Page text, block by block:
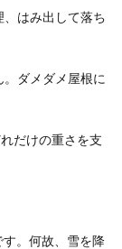
、はみ出して落ち
ダメダメ屋根に
だけの重さを支
。何故、雪を降